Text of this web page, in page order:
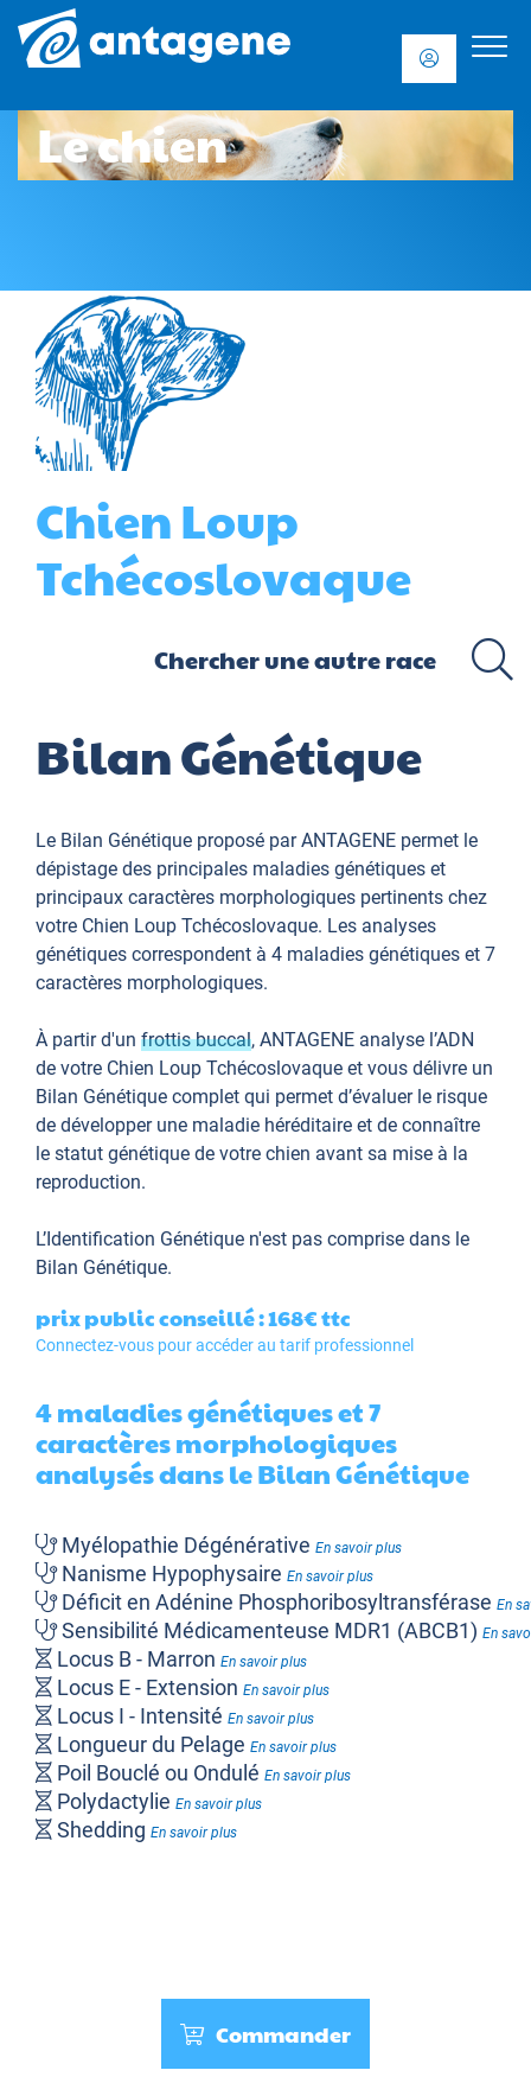
Le chien
Chien Loup
Tchécoslovaque
Bilan Génétique
Le Bilan Génétique proposé par ANTAGENE permet le
dépistage des principales maladies génétiques et
principaux caractères morphologiques pertinents chez
votre Chien Loup Tchécoslovaque. Les analyses
génétiques correspondent à 4 maladies génétiques et 7
caractères morphologiques.
À partir d'un frottis buccal, ANTAGENE analyse l’ADN
de votre Chien Loup Tchécoslovaque et vous délivre un
Bilan Génétique complet qui permet d’évaluer le risque
de développer une maladie héréditaire et de connaître
le statut génétique de votre chien avant sa mise à la
reproduction.
L’Identification Génétique n'est pas comprise dans le
Bilan Génétique.
prix public conseillé : 168€ttc
Connectez-vous pour accéder au tarif professionnel
4 maladies génétiques et 7
caractères morphologiques
analysés dans le Bilan Génétique
Myélopathie Dégénérative En savoir plus
Nanisme Hypophysaire En savoir plus
Déficit en Adénine Phosphoribosyltransférase En
Sensibilité Médicamenteuse MDR1 (ABCB1) En
Locus B - Marron En savoir plus
Locus E - Extension En savoir plus
Locus I - Intensité En savoir plus
Longueur du Pelage En savoir plus
Poil Bouclé ou Ondulé En savoir plus
Polydactylie En savoir plus
Shedding En savoir plus
Commander